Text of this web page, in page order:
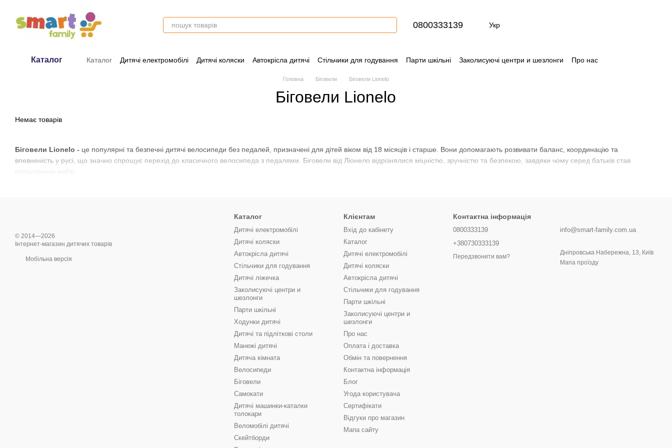
0800333139 Укр
Каталог Каталог Дитячі електромобілі Дитячі коляски Автокрісла дитячі Стільчики для годування Парти шкільні Заколисуючі центри и шезлонги
Про нас
Головна Біговели Біговели Lionelo
Біговели Lionelo
Біговели Lionelo - це популярні та безпечні дитячі велосипеди без педалей, призначені для дітей віком від 18 місяців і старше. Вони допомагають розвивати баланс, координацію та
впевненість у русі, що значно спрощує перехід до класичного велосипеда з педалями. Біговели від Ліонело відрізнялися міцністю, зручністю та безпекою, завдяки чому серед батьків став
популярним вибір.
Немає товарів
© 2014—2026
Інтернет-магазин дитячих товарів
Мобільна версія
Каталог
Дитячі електромобілі
Дитячі коляски
Автокрісла дитячі
Стільчики для годування
Дитячі ліжечка
Заколисуючі центри и
шезлонги
Парти шкільні
Ходунки дитячі
Дитячі та підліткові столи
Манежі дитячі
Дитяча кімната
Велосипеди
Біговели
Самокати
Дитячі машинки-каталки
толокари
Веломобілі дитячі
Скейтборди
Клієнтам
Вхід до кабінету
Каталог
Дитячі електромобілі
Дитячі коляски
Автокрісла дитячі
Стільчики для годування
Парти шкільні
Заколисуючі центри и
шезлонги
Про нас
Оплата і доставка
Обмін та повернення
Контактна інформація
Блог
Угода користувача
Сертифікати
Відгуки про магазин
Мапа сайту
Контактна інформація
0800333139
+380730333139
Передзвонити вам?
info@smart-family.com.ua
Дніпровська Набережна, 13, Київ
Мапа проїзду